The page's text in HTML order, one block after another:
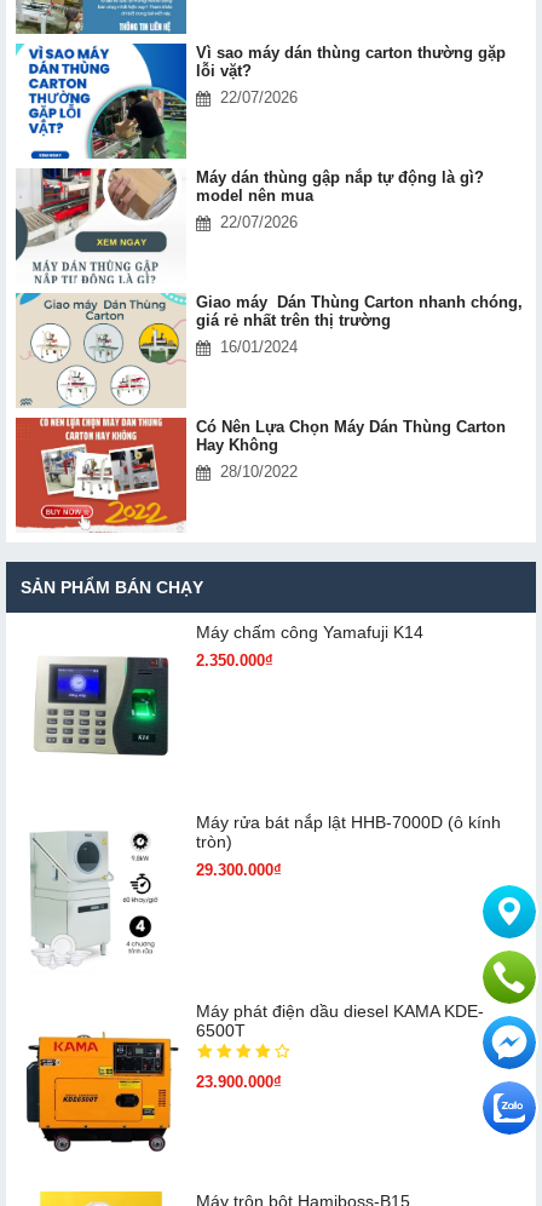
Vì sao máy dán thùng carton thường gặp
lỗi vặt?
22/07/2026
Máy dán thùng gập nắp tự động là gì?
model nên mua
22/07/2026
Giao máy Dán Thùng Carton nhanh chóng,
giá rẻ nhất trên thị trường
16/01/2024
Có Nên Lựa Chọn Máy Dán Thùng Carton
Hay Không
28/10/2022
SẢN PHẨM BÁN CHẠY
Máy chấm cô​ng Yamafuji K14
2.350.000₫
Máy rửa bát nắp lật HHB-7000D (ô kính
tròn)
29.300.000₫
Máy phát điện dầu diesel KAMA KDE-
6500T
23.900.000₫
Máy trộn bột Hamiboss-B15